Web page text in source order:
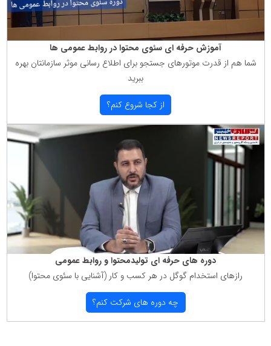
آموزش حرفه ای سئوی محتوا در روابط عمومی ها
شما هم از قدرت موتورهای جستجو برای اطلاع رسانی موثر سازمانتان بهره
ببرید
از كجا شروع كنم؟
دوره های حرفه ای تولیدمحتوا و روابط عمومی
رازهای استخدام گوگل در هر كسب و كار (آشنایی با سئوی محتوا)
چه دوره های شركت كنم؟